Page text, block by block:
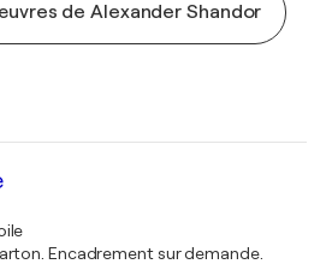
de Alexander Shandor
Encadrement sur demande.